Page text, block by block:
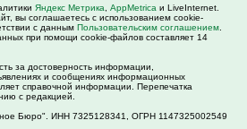
Яндекс Метрика AppMetrica и LiveInternet.
вы соглашаетесь с использованием cookie-
с данным Пользовательским соглашением
при помощи cookie-файлов составляет 14
за достоверность информации,
и сообщениях информационных
справочной информации. Перепечатка
с редакцией.
Бюро". ИНН 7325128341, ОГРН 1147325002549